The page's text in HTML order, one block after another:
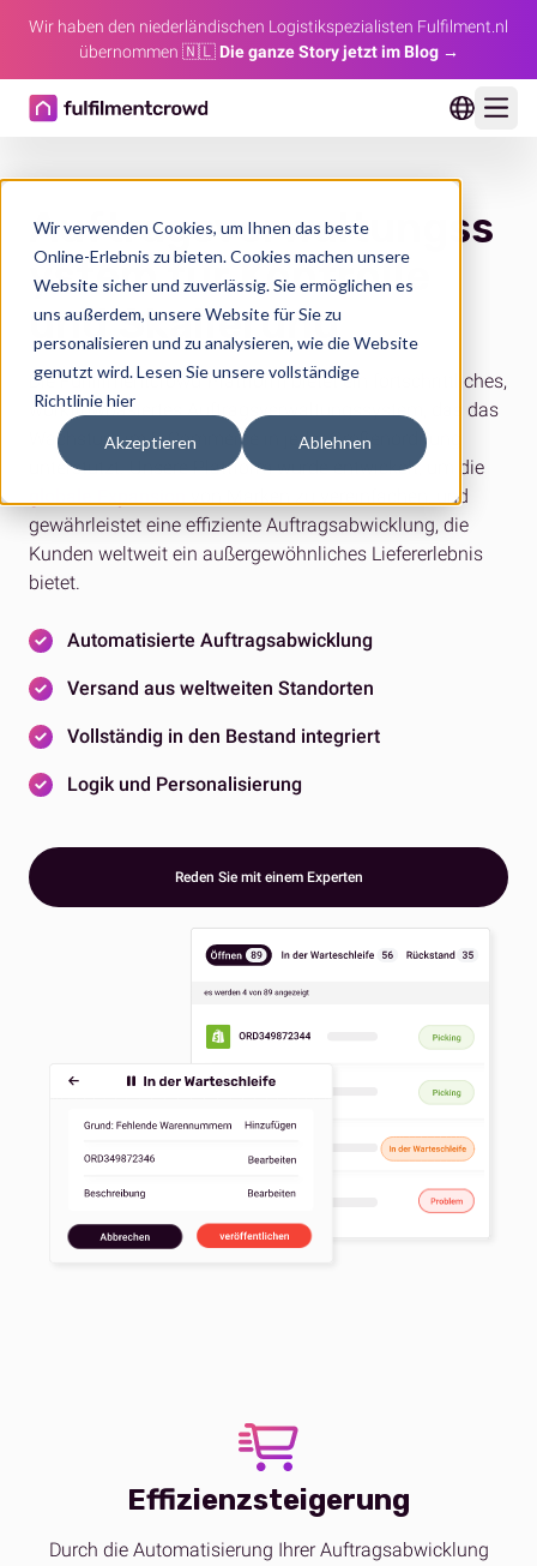
Wir verwenden Cookies, um Ihnen das beste
Online-Erlebnis zu bieten. Cookies machen unsere
Website sicher und zuverlässig. Sie ermöglichen es
uns außerdem, unsere Website für Sie zu
personalisieren und zu analysieren, wie die Website
genutzt wird.Lesen Sie unsere vollständige
Richtlinie hier
Akzeptieren Ablehnen
Wir haben den niederländischen Logistikspezialisten Fulfilment.nl
übernommen 🇳🇱 Die ganze Story jetzt im Blog →
Auftragsverwaltungss
ystem für Kontrolle
und Skalierung
Die Fulfillmentcrowd-Plattform bietet ein fortschrittliches,
workflowbasiertes Auftragsverwaltungssystem, das das
Wachstum im E-Commerce in jeder Größenordnung
unterstützt. Unsere Plattform wurde entwickelt, um die
von Marken zu vereinfachen, und
gewährleistet eine effiziente Auftragsabwicklung, die
Kunden weltweit ein außergewöhnliches Liefererlebnis
bietet.
Automatisierte Auftragsabwicklung
Versand aus weltweiten Standorten
Vollständig in den Bestand integriert
Logik und Personalisierung
Reden Sie mit einem Experten
Effizienzsteigerung
Durch die Automatisierung Ihrer Auftragsabwicklung